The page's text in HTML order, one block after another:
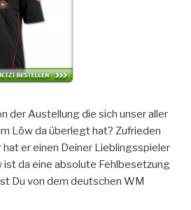
der Austellung die sich unser aller
Löw da überlegt hat? Zufrieden
er einen Deiner Lieblingsspieler
da eine absolute Fehlbesetzung
Du von dem deutschen WM